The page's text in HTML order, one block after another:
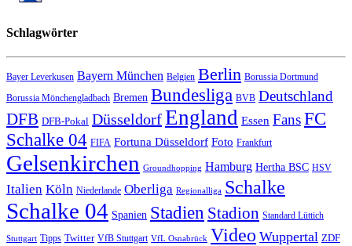
Schlagwörter
Bayer Leverkusen Bayern München Belgien Berlin Borussia Dortmund
Borussia Mönchengladbach Bremen Bundesliga BVB Deutschland
DFB DFB-Pokal DüsseldorfEngland Essen FansFC
Schalke 04 FIFA Fortuna Düsseldorf Foto Frankfurt
Gelsenkirchen Groundhopping Hamburg Hertha BSC HSV
Italien Köln Niederlande Oberliga Regionalliga Schalke
Schalke 04 Spanien Stadien Stadion Standard Lüttich
Stuttgart Tipps Twitter VfB Stuttgart VfL Osnabrück Video Wuppertal ZDF